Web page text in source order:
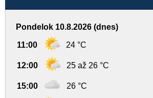
Pondelok 10.8.2026 (dnes)
11:00 24 °C
12:00 25 až 26 °C
15:00 26 °C